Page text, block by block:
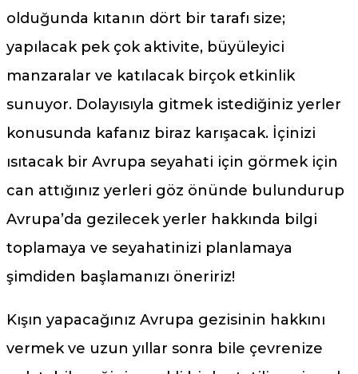
olduğunda kıtanın dört bir tarafı size;
yapılacak pek çok aktivite, büyüleyici
manzaralar ve katılacak birçok etkinlik
sunuyor. Dolayısıyla gitmek istediğiniz yerler
konusunda kafanız biraz karışacak. İçinizi
ısıtacak bir Avrupa seyahati için görmek için
can attığınız yerleri göz önünde bulundurup
Avrupa’da gezilecek yerler hakkında bilgi
toplamaya ve seyahatinizi planlamaya
şimdiden başlamanızı öneririz!
Kışın yapacağınız Avrupa gezisinin hakkını
vermek ve uzun yıllar sonra bile çevrenize